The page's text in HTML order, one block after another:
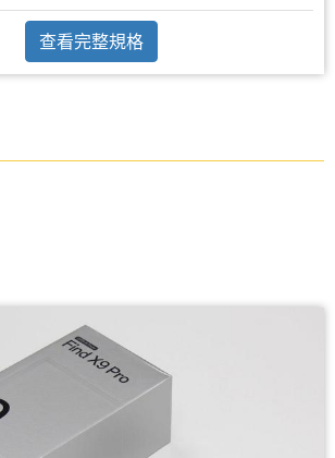
查看完整規格